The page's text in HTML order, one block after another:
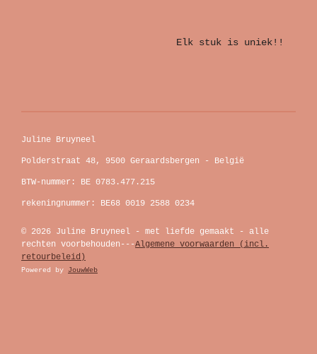
Elk stuk is uniek!!
Juline Bruyneel
Polderstraat 48, 9500 Geraardsbergen - België
BTW-nummer: BE 0783.477.215
rekeningnummer: BE68 0019 2588 0234
© 2026 Juline Bruyneel - met liefde gemaakt - alle
rechten voorbehouden---Algemene voorwaarden (incl.
retourbeleid)
Powered by JouwWeb